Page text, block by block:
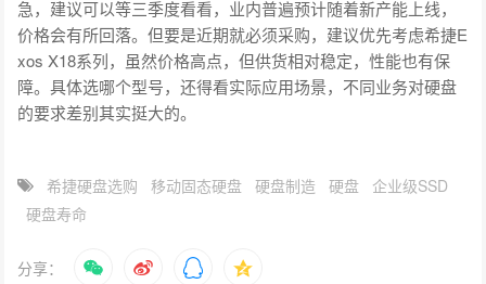
急，建议可以等三季度看看，业内普遍预计随着新产能上线，
价格会有所回落。但要是近期就必须采购，建议优先考虑希捷E
xos X18系列，虽然价格高点，但供货相对稳定，性能也有保
障。具体选哪个型号，还得看实际应用场景，不同业务对硬盘
的要求差别其实挺大的。
希捷硬盘选购 移动固态硬盘 硬盘制造 硬盘
企业级SSD
硬盘寿命
分享：